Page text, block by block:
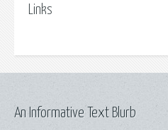
Links
An Informative Text Blurb